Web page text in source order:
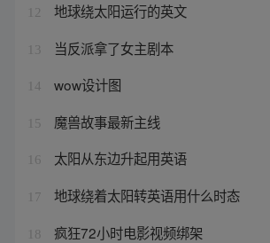
12 地球绕太阳运行的英文
13 当反派拿了女主剧本
14 wow设计图
15 魔兽故事最新主线
16 太阳从东边升起用英语
17 地球绕着太阳转英语用什么时态
18 疯狂72小时电影视频绑架